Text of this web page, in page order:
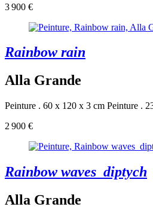
3 900 €
Rainbow rain
Alla Grande
Peinture . 60 x 120 x 3 cm Peinture .
2 900 €
Rainbow waves_diptych
Alla Grande